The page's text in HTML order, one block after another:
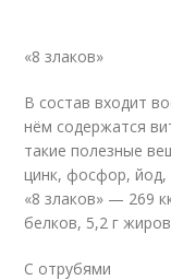
«8 злаков»
В состав входит
нём содержатся
такие полезные
цинк, фосфор, йод,
«8 злаков» — 269
белков, 5,2 г
С отрубями